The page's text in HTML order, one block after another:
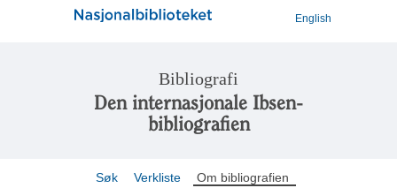
English
Bibliografi
Den internasjonale Ibsen-
bibliografien
Søk Verkliste Om bibliografien